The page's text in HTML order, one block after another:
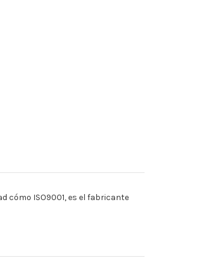
cómo ISO9001, es el fabricante